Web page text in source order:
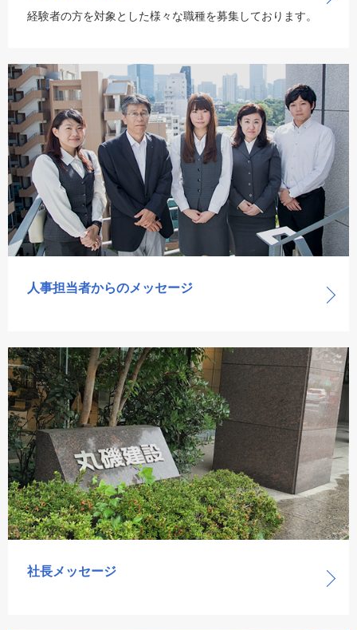
経験者の方を対象とした様々な職種を募集しております。
人事担当者からのメッセージ
社長メッセージ